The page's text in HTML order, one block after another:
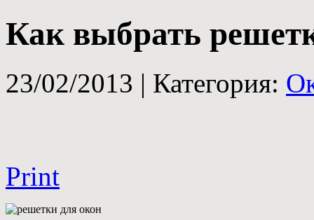
Как выбрать
23/02/2013 | Категория:
Print